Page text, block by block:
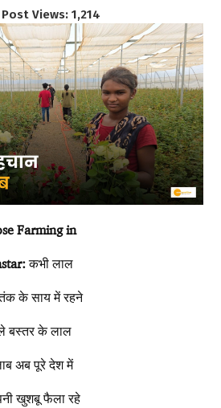
Post Views: 1,214
Farming in
कभी लाल
के साय में रहने
बस्तर के लाल
अब पूरे देश में
खुशबू फैला रहे